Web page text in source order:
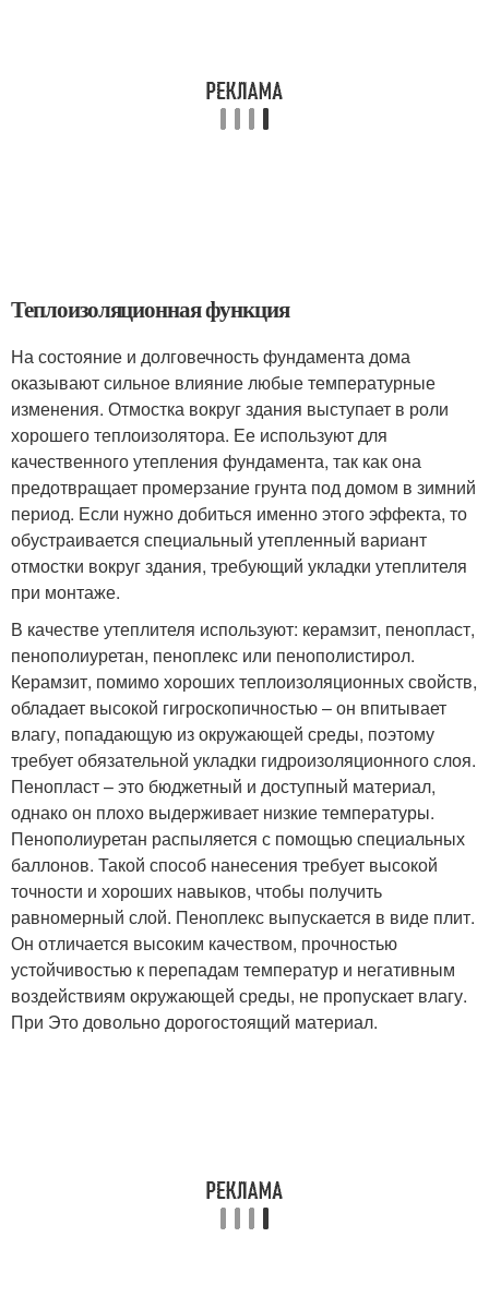
Теплоизоляционная функция
На состояние и долговечность фундамента дома
оказывают сильное влияние любые температурные
изменения. Отмостка вокруг здания выступает в роли
хорошего теплоизолятора. Ее используют для
качественного утепления фундамента, так как она
предотвращает промерзание грунта под домом в зимний
период. Если нужно добиться именно этого эффекта, то
обустраивается специальный утепленный вариант
отмостки вокруг здания, требующий укладки утеплителя
при монтаже.
В качестве утеплителя используют: керамзит, пенопласт,
пенополиуретан, пеноплекс или пенополистирол.
Керамзит, помимо хороших теплоизоляционных свойств,
обладает высокой гигроскопичностью – он впитывает
влагу, попадающую из окружающей среды, поэтому
требует обязательной укладки гидроизоляционного слоя.
Пенопласт – это бюджетный и доступный материал,
однако он плохо выдерживает низкие температуры.
Пенополиуретан распыляется с помощью специальных
баллонов. Такой способ нанесения требует высокой
точности и хороших навыков, чтобы получить
равномерный слой. Пеноплекс выпускается в виде плит.
Он отличается высоким качеством, прочностью
устойчивостью к перепадам температур и негативным
воздействиям окружающей среды, не пропускает влагу.
При Это довольно дорогостоящий материал.